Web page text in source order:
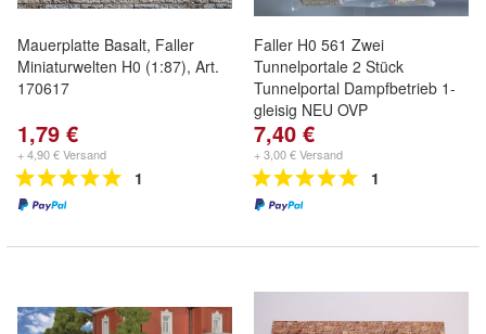
Mauerplatte Basalt, Faller
Miniaturwelten H0 (1:87), Art.
170617
1,79 €
+ 4,90 € Versand
1
Faller H0 561 Zwei
Tunnelportale 2 Stück
Tunnelportal Dampfbetrieb 1-
gleisig NEU OVP
7,40 €
+ 3,00 € Versand
1